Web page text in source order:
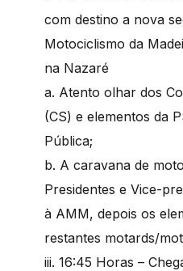
com destino a nova
Motociclismo da
na Nazaré
a. Atento olhar dos
(CS) e elementos da
Pública;
b. A caravana de
Presidentes e Vice-
à AMM, depois os
restantes motards/
iii. 16:45 Horas –